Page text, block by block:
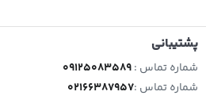
پشتیبانی
شماره تماس :09125083589
شماره تماس :02166387957